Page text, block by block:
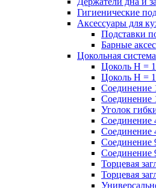
Гигиенические
Аксессуары для
Подставки
Барные
Цокольная система
Цоколь H =
Цоколь H =
Соединение
Соединение
Уголок
Соединение
Соединение
Соединение
Соединение
Торцевая
Торцевая